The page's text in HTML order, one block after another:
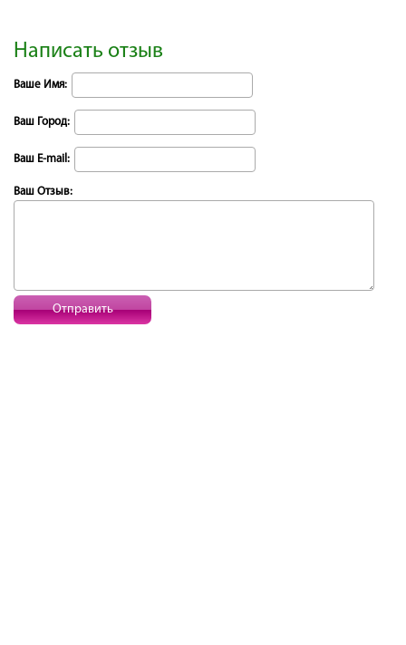
Написать отзыв
Ваше Имя:
Ваш Город:
Ваш E-mail:
Ваш Отзыв:
Отправить